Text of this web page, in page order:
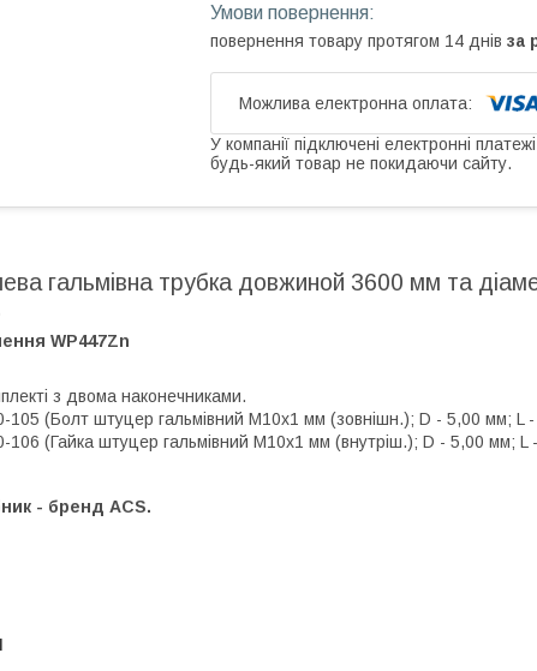
повернення товару протягом 14 днів за
У компанії підключені електронні
будь-який товар не покидаючи сайту.
гальмівна трубка довжиной 3600 мм та
WP447Zn
з двома наконечниками.
105 (Болт штуцер гальмівний М10х1 мм (зовнішн.); D - 5,00 мм; L
106 (Гайка штуцер гальмівний М10х1 мм (внутріш.); D - 5,00 мм; L
- бренд ACS.